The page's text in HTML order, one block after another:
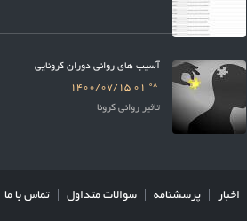
آسیب های روانی دوران کرونایی
08
1400/07/15
تاثیر روانی کرونا
اخبار پرسشنامه سوالات متداول تماس با ما